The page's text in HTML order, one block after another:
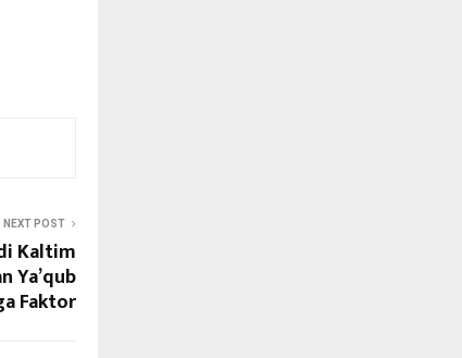
NEXT POST
Kaltim
Ya’qub
Faktor